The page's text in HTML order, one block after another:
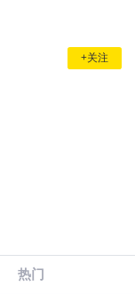
+关注
热门